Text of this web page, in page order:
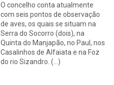
O concelho conta atualmente
com seis pontos de observação
de aves, os quais se situam na
Serra do Socorro (dois), na
Quinta do Manjapão, no Paul, nos
Casalinhos de Alfaiata e na Foz
do rio Sizandro. (...)